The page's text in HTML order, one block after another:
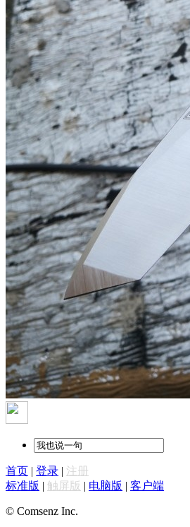
首页 | 登录 | 注册
标准版 | 触屏版 | 电脑版 | 客户端
© Comsenz Inc.